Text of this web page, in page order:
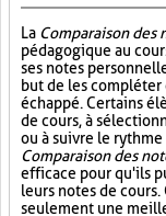
La Comparaison des
pédagogique au
ses notes
but de les
échappé. Certains
de cours, à
ou à suivre le rythme
Comparaison des
efficace pour qu'ils
leurs notes de
seulement une